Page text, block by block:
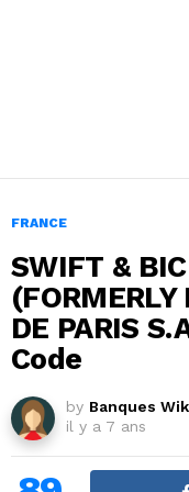
FRANCE
SWIFT &
DE PARIS
Code
by Banques
il y a 7 ans